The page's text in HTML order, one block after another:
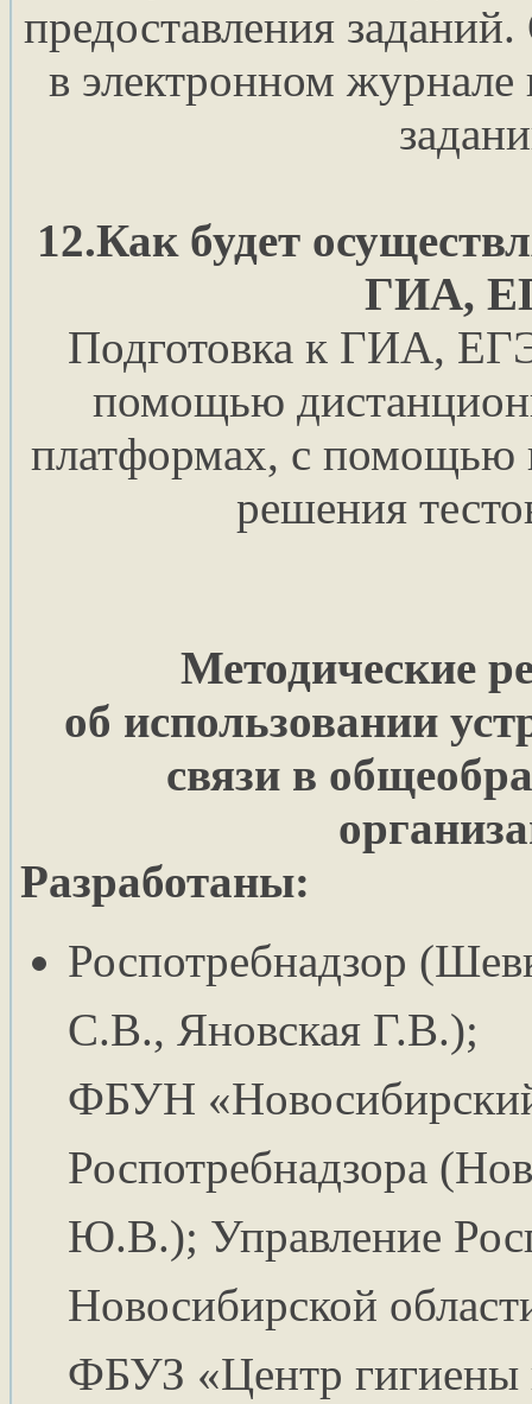
предоставления
в электронном журнале
12.Как будет
ГИА,
Подготовка к ГИА,
помощью
платформах, с помощью
решения
Методические
об использовании
связи в
Разработаны:
Роспотребнадзор
С.В., Яновская Г.В.);
ФБУН
Роспотребнадзора
Ю.В.); Управление
Новосибирской
ФБУЗ «Центр